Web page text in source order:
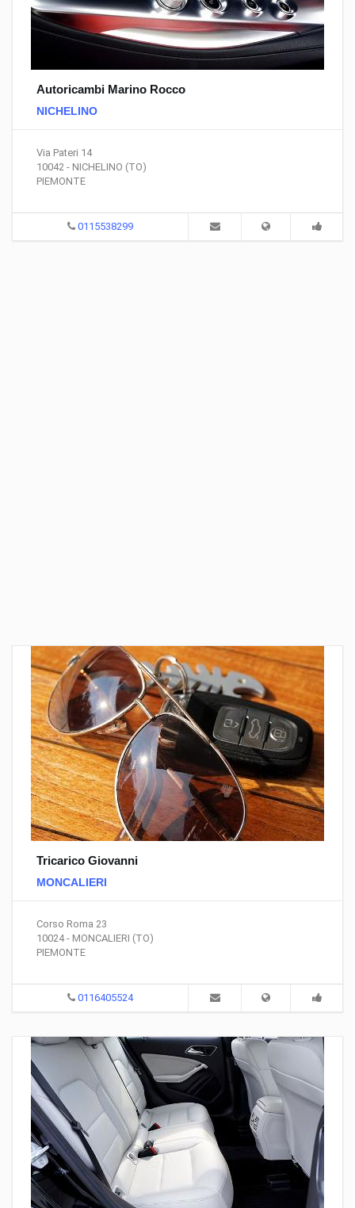
Autoricambi Marino Rocco
NICHELINO
Via Pateri 14
10042 - NICHELINO (TO)
PIEMONTE
0115538299
Tricarico Giovanni
MONCALIERI
Corso Roma 23
10024 - MONCALIERI (TO)
PIEMONTE
0116405524